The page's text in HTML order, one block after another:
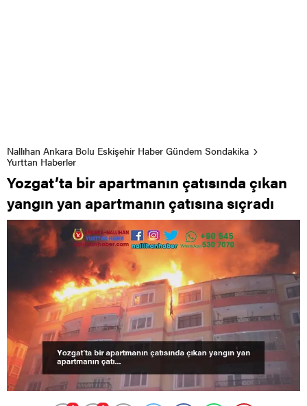
Nallıhan Ankara Bolu Eskişehir Haber Gündem Sondakika
Yurttan Haberler
Yozgat’ta bir apartmanın çatısında çıkan
yangın yan apartmanın çatısına sıçradı